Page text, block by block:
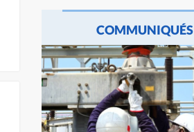
COMMUNIQUÉS